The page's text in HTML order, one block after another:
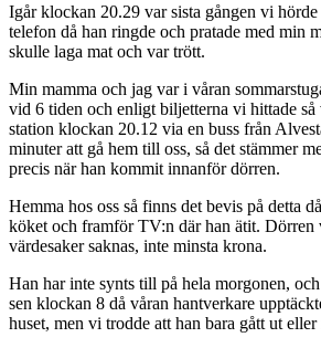
Igår klockan 20.29 var sista gången vi
telefon då han ringde och pratade med min
skulle laga mat och var trött.
Min mamma och jag var i våran
vid 6 tiden och enligt biljetterna vi hittade
station klockan 20.12 via en buss från
minuter att gå hem till oss, så det stämmer
precis när han kommit innanför dörren.
Hemma hos oss så finns det bevis på detta
köket och framför TV:n där han ätit. Dörren
värdesaker saknas, inte minsta krona.
Han har inte synts till på hela morgonen,
sen klockan 8 då våran hantverkare
huset, men vi trodde att han bara gått ut eller